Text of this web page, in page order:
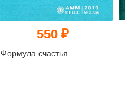
550 ₽
Формула счастья